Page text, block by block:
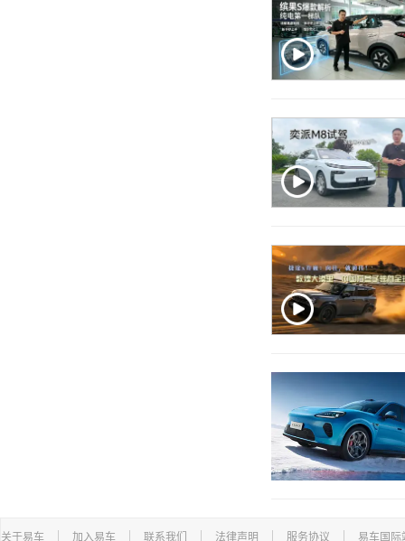
关于易车 加入易车 联系我们 法律声明 服务协议 易车国际